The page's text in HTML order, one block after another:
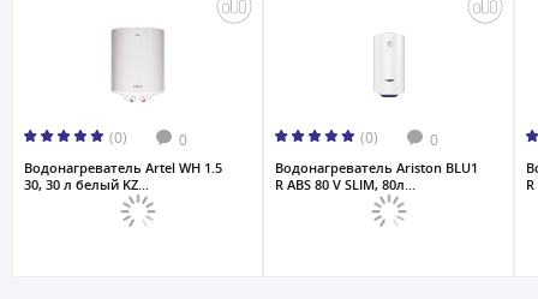
(0) 0
Водонагреватель Artel WH 1.5
30, 30 л белый KZ...
(0) 0
Водонагреватель Ariston BLU1
R ABS 80 V SLIM, 80л...